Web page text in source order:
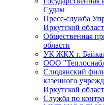
Судам
Пресс-служба
Иркутской
Общественная
области
УК ЖКХ г.
ООО
Слюдянский
казенного
Иркутской
Служба по